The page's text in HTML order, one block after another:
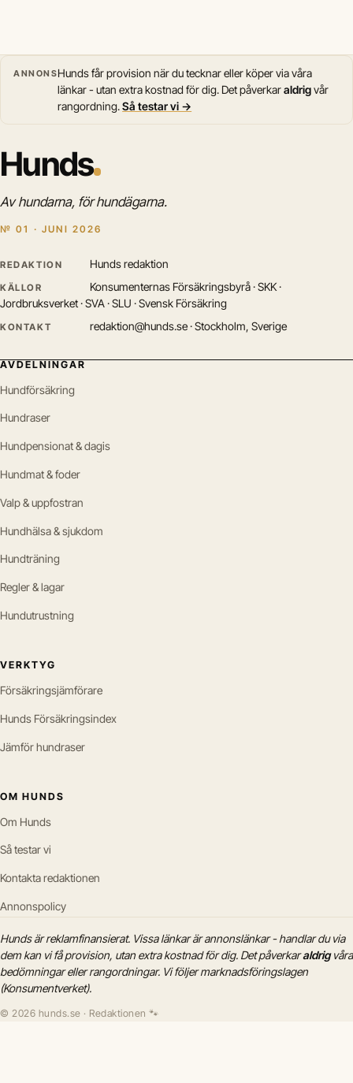
ANNONSHunds får provision när du tecknar eller köper via våra
länkar - utan extra kostnad för dig. Det påverkaraldrigvår
rangordning.Så testar vi →
Hunds
Av hundarna, för hundägarna.
№ 01 · JUNI 2026
REDAKTION Hunds redaktion
KÄLLOR
Konsumenternas Försäkringsbyrå · SKK ·
Jordbruksverket · SVA · SLU · Svensk Försäkring
KONTAKT redaktion@hunds.se · Stockholm, Sverige
AVDELNINGAR
Hundförsäkring
Hundraser
Hundpensionat & dagis
Hundmat & foder
Valp & uppfostran
Hundhälsa & sjukdom
Hundträning
Regler & lagar
Hundutrustning
VERKTYG
Försäkringsjämförare
Hunds Försäkringsindex
Jämför hundraser
OM HUNDS
Om Hunds
Så testar vi
Kontakta redaktionen
Annonspolicy
Hunds är reklamfinansierat. Vissa länkar är annonslänkar - handlar du via
dem kan vi få provision, utan extra kostnad för dig. Det påverkaraldrigvåra
bedömningar eller rangordningar. Vi följer marknadsföringslagen
(Konsumentverket).
© 2026 hunds.se · Redaktionen 🐾